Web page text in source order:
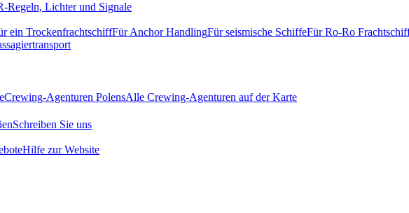
Regeln, Lichter und Signale
ein TrockenfrachtschiffFür Anchor HandlingFür seismische SchiffeFür Ro-Ro
Crewing-Agenturen PolensAlle Crewing-Agenturen auf der Karte
Schreiben Sie uns
Hilfe zur Website